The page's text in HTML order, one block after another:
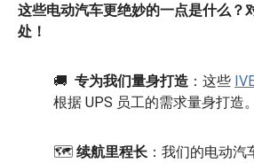
这些电动汽车更绝妙的一点是什么？
处！
🚚 专为我们量身打造 ：这些
根据 UPS 员工的需求量身打造。
🗺 续航里程长 ：我们的电动